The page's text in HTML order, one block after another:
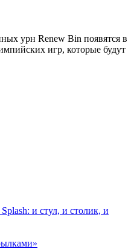
урн Renew Bin появятся в
игр, которые будут
и стул, и столик, и